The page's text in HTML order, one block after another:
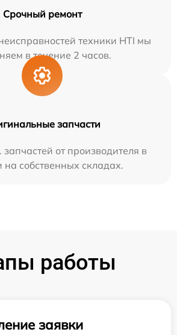
Срочный ремонт
техники HTI мы
в течение 2 часов.
запчасти
от производителя в
на собственных складах.
работы
заявки